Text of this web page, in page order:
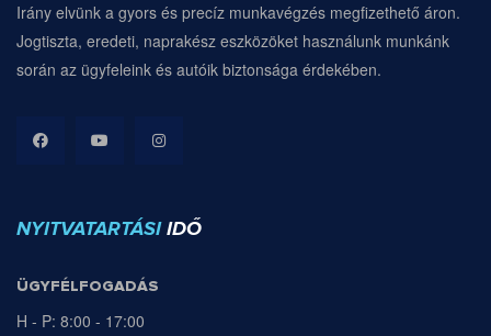
Irány elvünk a gyors és precíz munkavégzés megfizethető áron.
Jogtiszta, eredeti, naprakész eszközöket használunk munkánk
során az ügyfeleink és autóik biztonsága érdekében.
NYITVATARTÁSI IDŐ
ÜGYFÉLFOGADÁS
H - P: 8:00 - 17:00